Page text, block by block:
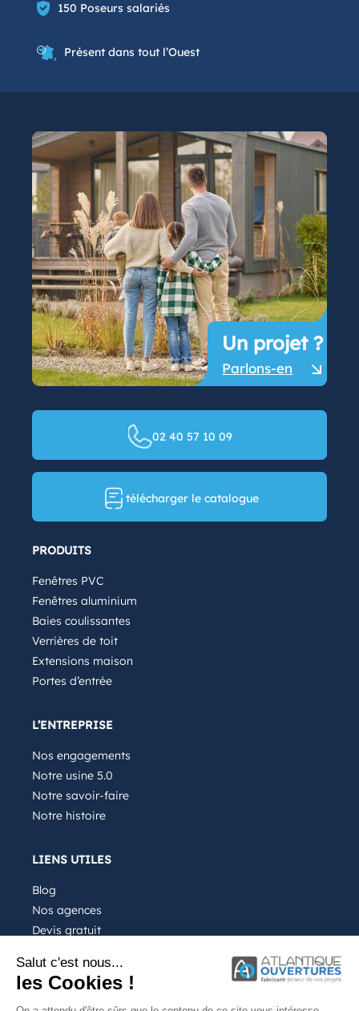
150 Poseurs salariés
Présent dans tout l’Ouest
Un projet ?
Parlons-en
PRODUITS
Fenêtres PVC
Fenêtres aluminium
Baies coulissantes
Verrières de toit
Extensions maison
Portes d’entrée
L’ENTREPRISE
Nos engagements
Notre usine 5.0
Notre savoir-faire
Notre histoire
02 40 57 10 09
télécharger le catalogue
LIENS UTILES
Blog
Nos agences
Devis gratuit
FAQ
Salut c'est nous...
les Cookies !